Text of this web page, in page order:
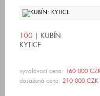
100 | KUBÍN:
KYTICE
vyvolávací cena: 160 000
dosažená cena: 210 000 CZK